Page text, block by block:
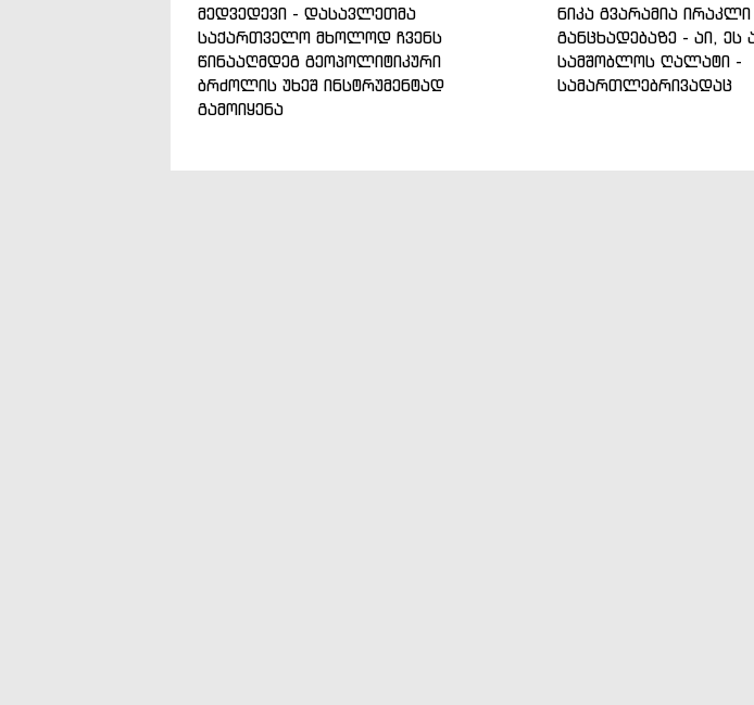
მედვედევი - დასავლეთმა
საქართველო მხოლოდ ჩვენს
წინააღმდეგ გეოპოლიტიკური
ბრძოლის უხეშ ინსტრუმენტად
გამოიყენა
ნიკა გვარამია ირაკლი
განცხადებაზე - აი, ეს
სამშობლოს ღალატი -
სამართლებრივადაც